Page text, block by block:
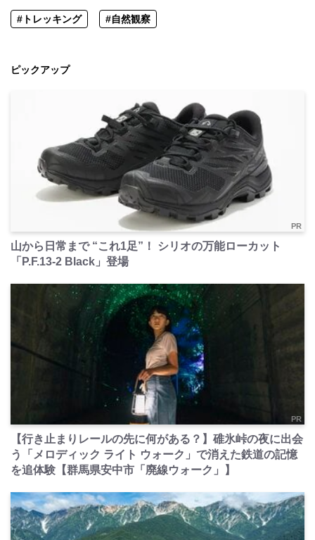
#トレッキング #自然観察
ピックアップ
PR
山から日常まで “これ1足”！ シリオの万能ローカット
「P.F.13-2 Black」登場
PR
【行き止まりレールの先に何がある？】碓氷峠の夜に出会
う「メロディック ライト ウォーク」で消えた鉄道の記憶
を追体験【群馬県安中市「廃線ウォーク」】